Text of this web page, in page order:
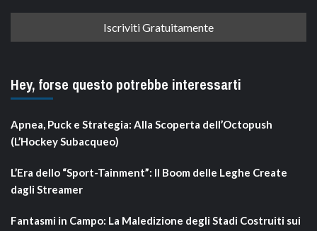
Hey, forse questo potrebbe interessarti
Apnea, Puck e Strategia: Alla Scoperta dell’Octopush
(L’Hockey Subacqueo)
L’Era dello “Sport-Tainment”: Il Boom delle Leghe Create
dagli Streamer
Fantasmi in Campo: La Maledizione degli Stadi Costruiti sui